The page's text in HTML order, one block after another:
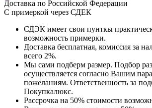
Доставка по Российской Федерации
С примеркой через СДЕК
СДЭК имеет свои пунткы
возможность примерки.
Доставка бесплатная, комиссия за
всего 2%.
Мы сами подберм размер. Подбор
осуществляется согласно Вашим
пожеланиям. Ответственность за
Покупкалюкс.
Рассрочка на 50% стоимости